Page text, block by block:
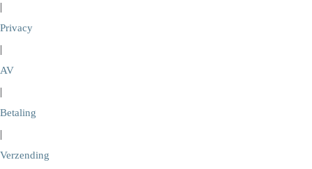
|
Privacy
|
AV
|
Betaling
|
Verzending